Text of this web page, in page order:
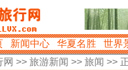
新闻中心 华夏名胜 世界
网 >> 旅游新闻 >> 旅闻 >>